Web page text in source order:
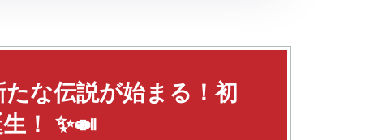
な伝説が始まる！初
！ ✨🍛